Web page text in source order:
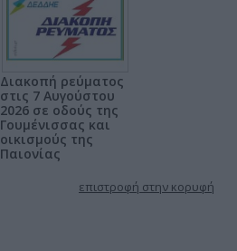
Διακοπή ρεύματος
στις 7 Αυγούστου
2026 σε οδούς της
Γουμένισσας και
οικισμούς της
Παιονίας
επιστροφή στην κορυφή